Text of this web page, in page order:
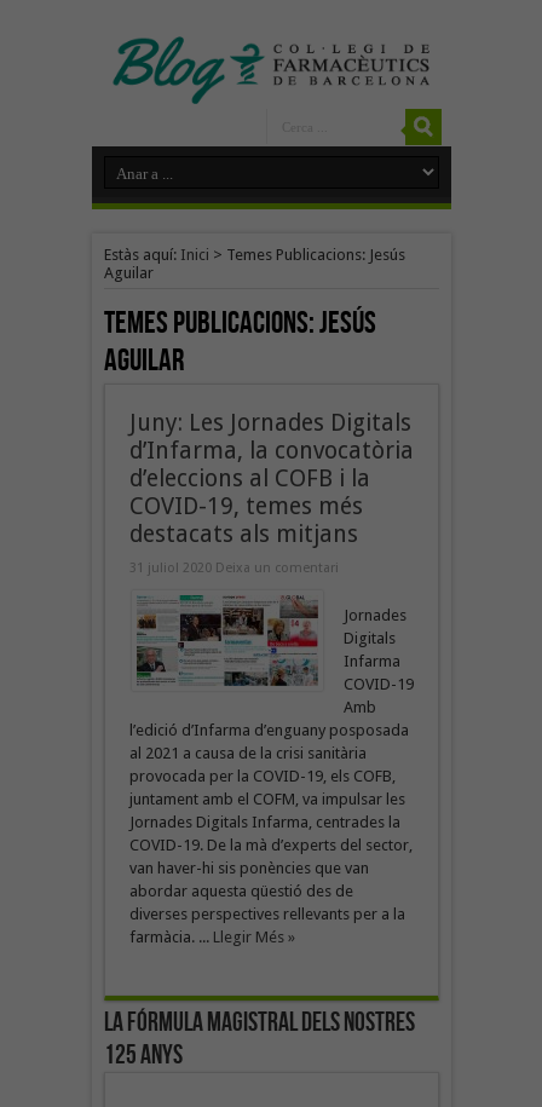
Estàs aquí: Inici > Temes Publicacions: Jesús
Aguilar
Temes Publicacions:Jesús
Aguilar
Juny: Les Jornades Digitals
d’Infarma, la convocatòria
d’eleccions al COFB i la
COVID-19, temes més
destacats als mitjans
31 juliol 2020 Deixa un comentari
Jornades
Digitals
Infarma
COVID-19
Amb
l’edició d’Infarma d’enguany posposada
al 2021 a causa de la crisi sanitària
provocada per la COVID-19, els COFB,
juntament amb el COFM, va impulsar les
Jornades Digitals Infarma, centrades la
COVID-19. De la mà d’experts del sector,
van haver-hi sis ponències que van
abordar aquesta qüestió des de
diverses perspectives rellevants per a la
farmàcia. ... Llegir Més »
La fórmula magistral dels nostres
125 anys